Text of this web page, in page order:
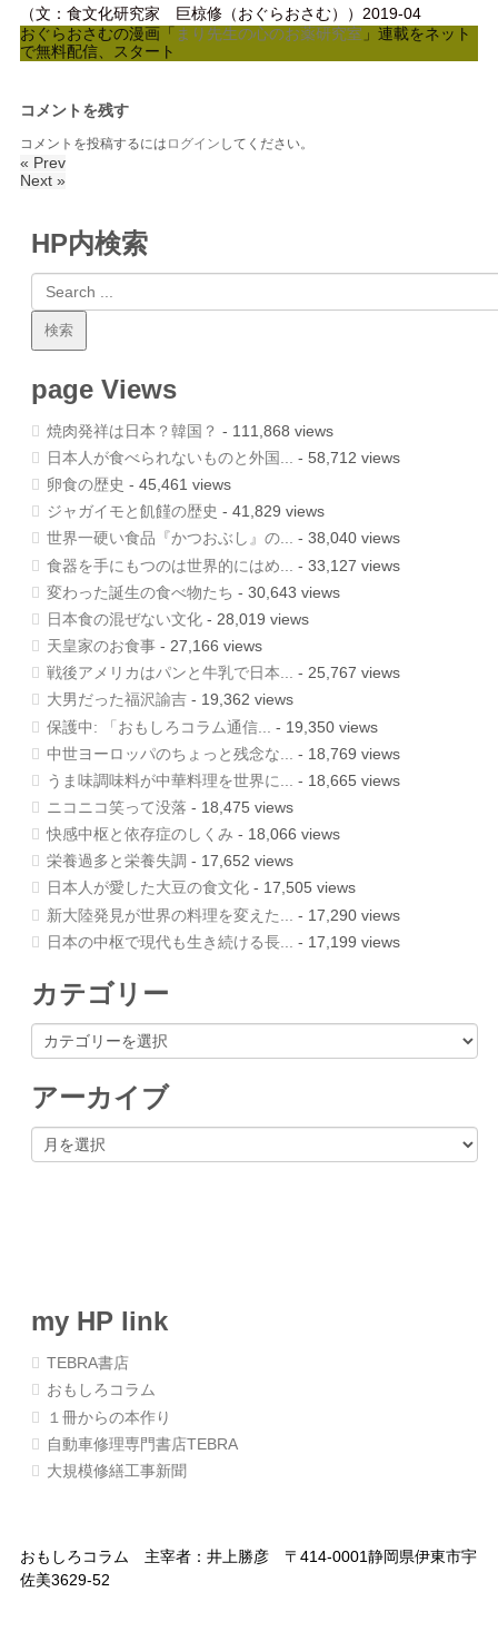
（文：食文化研究家 巨椋修（おぐらおさむ））2019-04
おぐらおさむの漫画「 まり先生の心のお薬研究室 」連載をネット
で無料配信、スタート
コメントを残す
コメントを投稿するには ログイン してください。
« Prev
Next »
HP内検索
page Views
焼肉発祥は日本？韓国？ - 111,868 views
日本人が食べられないものと外国...
- 58,712 views
卵食の歴史 - 45,461 views
ジャガイモと飢饉の歴史 - 41,829 views
世界一硬い食品『かつおぶし』の... - 38,040 views
食器を手にもつのは世界的にはめ...
- 33,127 views
変わった誕生の食べ物たち - 30,643 views
日本食の混ぜない文化 - 28,019 views
天皇家のお食事 - 27,166 views
戦後アメリカはパンと牛乳で日本... - 25,767 views
大男だった福沢諭吉 - 19,362 views
保護中: 「おもしろコラム通信...
- 19,350 views
中世ヨーロッパのちょっと残念な...
- 18,769 views
うま味調味料が中華料理を世界に...
- 18,665 views
ニコニコ笑って没落 - 18,475 views
快感中枢と依存症のしくみ - 18,066 views
栄養過多と栄養失調 - 17,652 views
日本人が愛した大豆の食文化 - 17,505 views
新大陸発見が世界の料理を変えた...
- 17,290 views
日本の中枢で現代も生き続ける長...
- 17,199 views
カテゴリー
カ
テ
リ
ー
アーカイブ
ア
ー
my HP link
TEBRA書店
おもしろコラム
１冊からの本作り
自動車修理専門書店TEBRA
大規模修繕工事新聞
おもしろコラム 主宰者：井上勝彦 〒414-0001静岡県伊東市宇
佐美3629-52